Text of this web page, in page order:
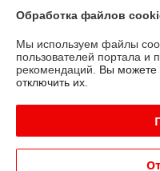
Полная версия сайта
Политика обработки
Сайт создан на
Обработка файлов
Мы используем файлы
пользователей портала и
рекомендаций. Вы можете
отключить их.